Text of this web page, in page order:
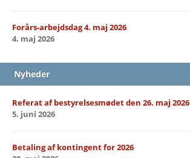
Forårs-arbejdsdag 4. maj 2026
4. maj 2026
Nyheder
Referat af bestyrelsesmødet den 26. maj 2026
5. juni 2026
Betaling af kontingent for 2026